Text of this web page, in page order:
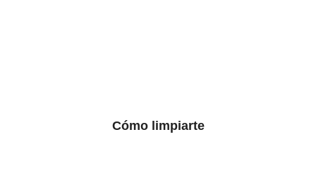
Cómo limpiarte